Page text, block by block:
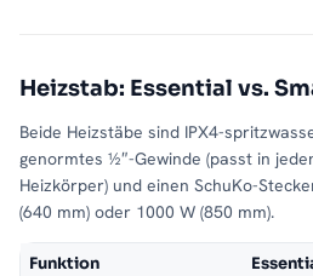
Heizstab: Essential vs.
Beide Heizstäbe sind IPX4-
genormtes ½″-Gewinde (passt in
Heizkörper) und einen SchuKo-
(640 mm) oder 1000 W (850 mm).
Funktion